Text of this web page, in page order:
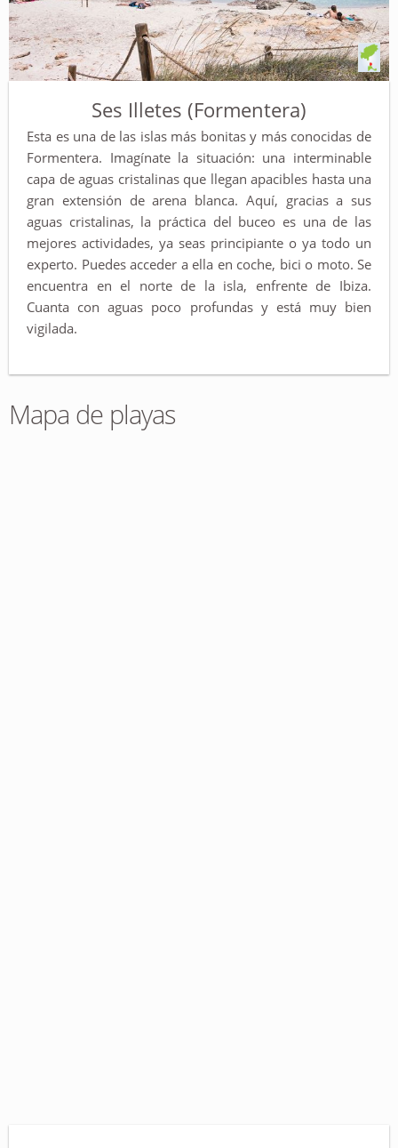
Ses Illetes (Formentera)
Esta es una de las islas más bonitas y más conocidas de
Formentera. Imagínate la situación: una interminable
capa de aguas cristalinas que llegan apacibles hasta una
gran extensión de arena blanca. Aquí, gracias a sus
aguas cristalinas, la práctica del buceo es una de las
mejores actividades, ya seas principiante o ya todo un
experto. Puedes acceder a ella en coche, bici o moto. Se
encuentra en el norte de la isla, enfrente de Ibiza.
Cuanta con aguas poco profundas y está muy bien
vigilada.
Mapa de playas